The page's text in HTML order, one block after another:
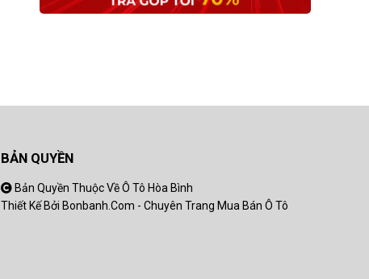
BẢN QUYỀN
Bản Quyền Thuộc Về Ô Tô Hòa Bình
Thiết Kế Bởi Bonbanh.com - Chuyên Trang Mua Bán Ô Tô